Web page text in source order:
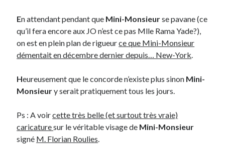
Geek
Green
Humeur
Lectures
Lyon à Livre Ouvert
Mini-monsieur
Parole de Follower
Patchwork
Photos
En attendant pendant que Mini-Monsieurse pavane (ce
qu’il fera encore aux JO n’est ce pas Mlle Rama Yade?),
on est en plein plan de rigueurce que Mini-Monsieur
démentait en décembre dernier depuis… New-York.
Heureusement que le concorde n’existe plus sinon Mini-
Monsieury serait pratiquement tous les jours.
Ps : A voircette très belle (et surtout très vraie)
caricaturesur le véritable visage de Mini-Monsieur
signé M. Florian Roulies.